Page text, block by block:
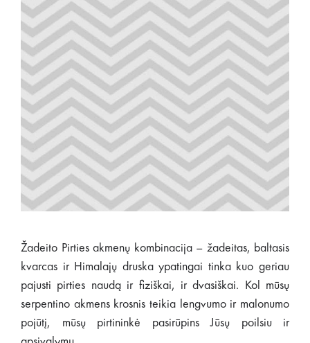
Žadeito Pirties akmenų kombinacija – žadeitas, baltasis
kvarcas ir Himalajų druska ypatingai tinka kuo geriau
pajusti pirties naudą ir fiziškai, ir dvasiškai. Kol mūsų
serpentino akmens krosnis teikia lengvumo ir malonumo
pojūtį, mūsų pirtininkė pasirūpins Jūsų poilsiu ir